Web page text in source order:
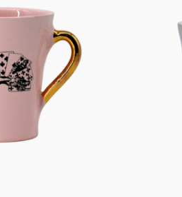
Figuren
Berliner Duft
Einzelstücke